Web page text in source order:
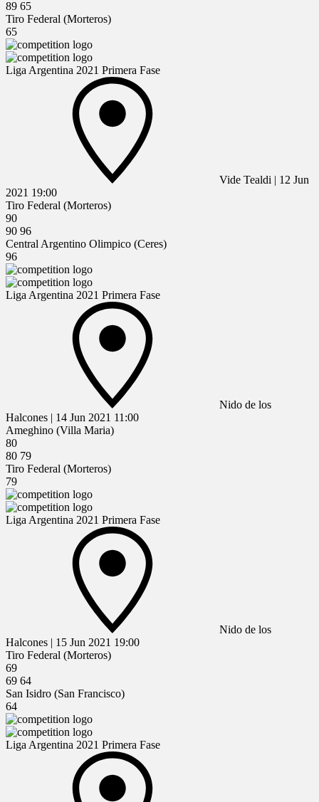
89 65
Tiro Federal (Morteros)
65
Liga Argentina 2021 Primera Fase
Vide Tealdi | 12 Jun
2021 19:00
Tiro Federal (Morteros)
90
90 96
Central Argentino Olimpico (Ceres)
96
Liga Argentina 2021 Primera Fase
Nido de los
Halcones | 14 Jun 2021 11:00
Ameghino (Villa Maria)
80
80 79
Tiro Federal (Morteros)
79
Liga Argentina 2021 Primera Fase
Nido de los
Halcones | 15 Jun 2021 19:00
Tiro Federal (Morteros)
69
69 64
San Isidro (San Francisco)
64
Liga Argentina 2021 Primera Fase